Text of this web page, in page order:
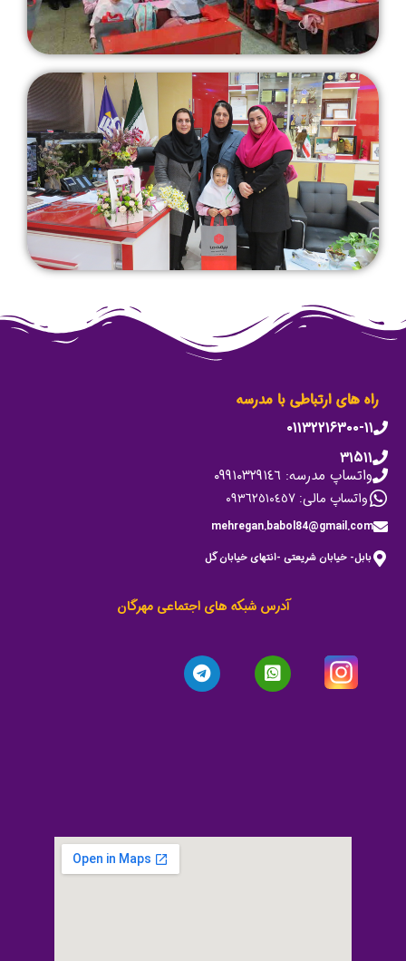
راه های ارتباطی با مدرسه
۰۱۱۳۲۲۱۶۳۰۰-۱۱
۳۱۵۱۱
واتساپ مدرسه: ٠٩٩١٠٣٢٩١٤٦
واتساپ مالی: ٠٩٣٦٢٥١٠٤٥٧
mehregan.babol84@gmail.com
بابل- خیابان شریعتی -انتهای خیابان گل
آدرس شبکه های اجتماعی مهرگان